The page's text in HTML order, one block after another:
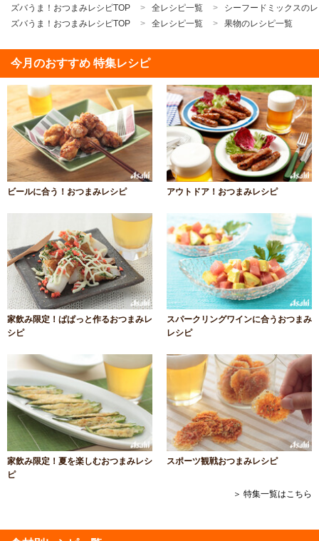
ズバうま！おつまみレシピTOP 全レシピ一覧
シーフードミックスの
ズバうま！おつまみレシピTOP
全レシピ一覧 果物のレシピ一覧
今月のおすすめ 特集レシピ
ビールに合う！おつまみレシピ アウトドア！おつまみレシピ
家飲み限定！ぱぱっと作るおつまみレ
シピ
スパークリングワインに合うおつまみ
レシピ
家飲み限定！夏を楽しむおつまみレシ
ピ
スポーツ観戦おつまみレシピ
＞ 特集一覧はこちら